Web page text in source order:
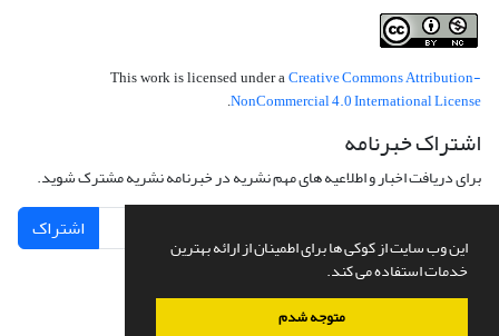
این وب سایت از کوکی ها برای اطمینان از ارائه بهترین
خدمات استفاده می کند.
متوجه شدم
This work is licensed under a Creative Commons Attribution-
NonCommercial 4.0 International License
.
اشتراک خبرنامه
برای دریافت اخبار و اطلاعیه های مهم نشریه در خبرنامه نشریه مشترک شوید.
اشتراک